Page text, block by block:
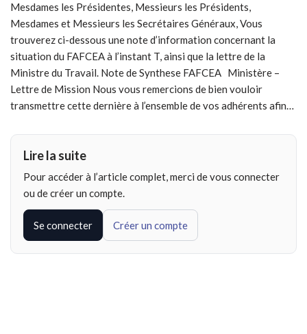
Mesdames les Présidentes, Messieurs les Présidents,
Mesdames et Messieurs les Secrétaires Généraux, Vous
trouverez ci-dessous une note d’information concernant la
situation du FAFCEA à l’instant T, ainsi que la lettre de la
Ministre du Travail. Note de Synthese FAFCEA Ministère –
Lettre de Mission Nous vous remercions de bien vouloir
transmettre cette dernière à l’ensemble de vos adhérents afin…
Lire la suite
Pour accéder à l’article complet, merci de vous connecter
ou de créer un compte.
Se connecter Créer un compte